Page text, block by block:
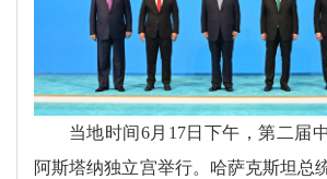
当地时间6月17日下午，第二届
阿斯塔纳独立宫举行。哈萨克斯坦总